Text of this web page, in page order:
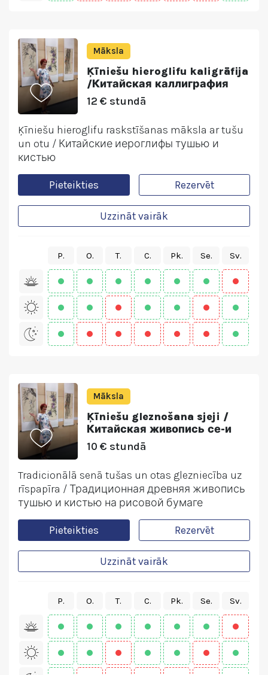
Māksla
Ķīniešu hieroglifu kaligrāfija
/Китайская каллиграфия
12 € stundā
Ķīniešu hieroglifu raskstīšanas māksla ar tušu
un otu / Китайские иероглифы тушью и
кистью
Pieteikties Rezervēt
Uzzināt vairāk
P. O. T. C. Pk. Se. Sv.
Māksla
Ķīniešu gleznošana sjeji /
Китайская живопись се-и
10 € stundā
Tradicionālā senā tušas un otas glezniecība uz
rīspapīra / Традиционная древняя живопись
тушью и кистью на рисовой бумаге
Pieteikties Rezervēt
Uzzināt vairāk
P. O. T. C. Pk. Se. Sv.